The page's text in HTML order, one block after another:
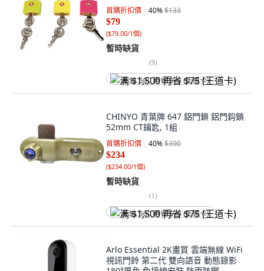
首購折扣價 40%$133
$79
($79.00/1個)
暫時缺貨
(9)
满 $1,500 再省 $75 (王道卡)
CHINYO 青葉牌 647 鋁門鎖 鋁門鈎鎖
52mm CT鑰匙, 1組
首購折扣價 40%$390
$234
($234.00/1個)
暫時缺貨
(1)
满 $1,500 再省 $75 (王道卡)
Arlo Essential 2K畫質 雲端無線 WiFi
視訊門鈴 第二代 雙向語音 動態錄影